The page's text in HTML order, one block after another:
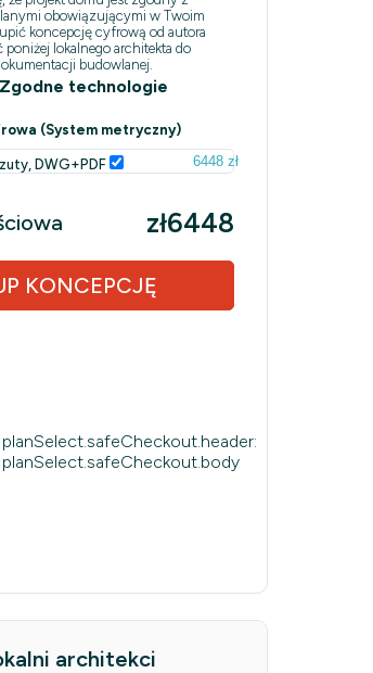
obowiązującymi w Twoim
koncepcję cyfrową od autora
poniżej lokalnego architekta do
budowlanej.
Zgodne technologie
(System metryczny)
DWG+PDF 6448 zł
zł6448
KONCEPCJĘ
planSelect.safeCheckout.header:
planSelect.safeCheckout.body
architekci